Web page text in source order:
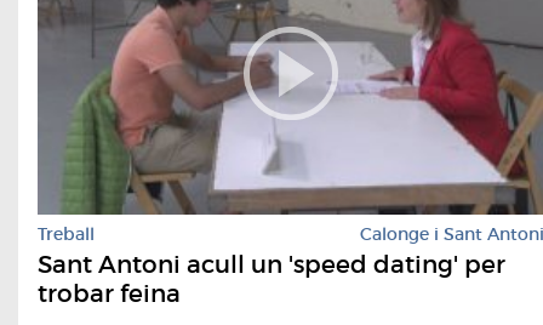
Treball Calonge i Sant Antoni
Sant Antoni acull un 'speed dating' per
trobar feina